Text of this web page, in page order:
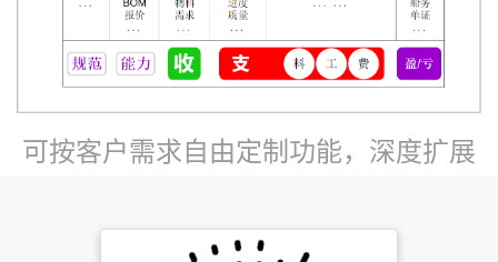
可按客户需求自由定制功能，深度扩展